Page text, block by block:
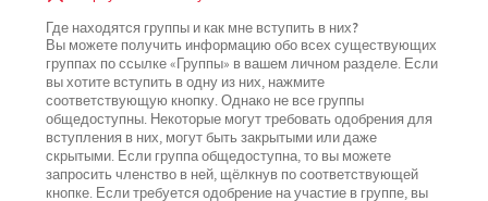
Где находятся группы и как мне вступить в них?
Вы можете получить информацию обо всех существующих
группах по ссылке «Группы» в вашем личном разделе. Если
вы хотите вступить в одну из них, нажмите
соответствующую кнопку. Однако не все группы
общедоступны. Некоторые могут требовать одобрения для
вступления в них, могут быть закрытыми или даже
скрытыми. Если группа общедоступна, то вы можете
запросить членство в ней, щёлкнув по соответствующей
кнопке. Если требуется одобрение на участие в группе, вы